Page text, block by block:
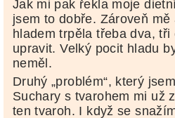
Jak mi pak řekla moje
jsem to dobře. Zároveň
hladem trpěla třeba dva,
upravit. Velký pocit hladu
neměl.
Druhý „problém“, který
Suchary s tvarohem mi už
ten tvaroh. I když se